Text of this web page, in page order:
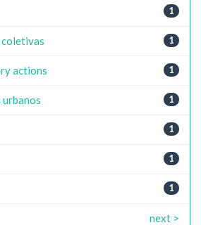
1
1
coletivas
1
actions
1
1
1
1
next >